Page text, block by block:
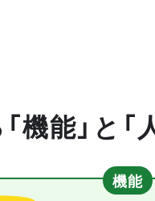
機能」と
機能